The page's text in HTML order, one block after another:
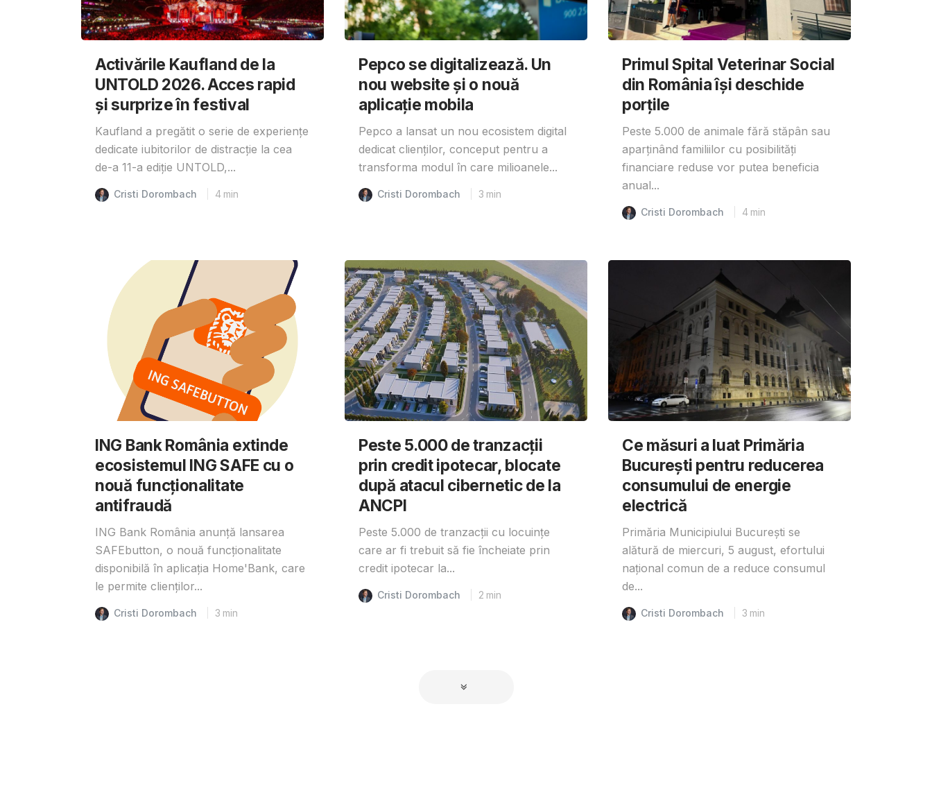
Activările Kaufland de la
UNTOLD 2026. Acces rapid
și surprize în festival
Kaufland a pregătit o serie de experiențe
dedicate iubitorilor de distracție la cea
de-a 11-a ediție UNTOLD,...
Cristi Dorombach 4 min
Pepco se digitalizează. Un
nou website și o nouă
aplicație mobila
Pepco a lansat un nou ecosistem digital
dedicat clienților, conceput pentru a
transforma modul în care milioanele...
Cristi Dorombach 3 min
Primul Spital Veterinar Social
din România își deschide
porțile
Peste 5.000 de animale fără stăpân sau
aparținând familiilor cu posibilități
financiare reduse vor putea beneficia
anual...
Cristi Dorombach 4 min
ING Bank România extinde
ecosistemul ING SAFE cu o
nouă funcționalitate
antifraudă
ING Bank România anunță lansarea
SAFEbutton, o nouă funcționalitate
disponibilă în aplicația Home'Bank, care
le permite clienților...
Cristi Dorombach 3 min
Peste 5.000 de tranzacții
prin credit ipotecar, blocate
după atacul cibernetic de la
ANCPI
Peste 5.000 de tranzacții cu locuințe
care ar fi trebuit să fie încheiate prin
credit ipotecar la...
Cristi Dorombach 2 min
Ce măsuri a luat Primăria
București pentru reducerea
consumului de energie
electrică
Primăria Municipiului București se
alătură de miercuri, 5 august, efortului
național comun de a reduce consumul
de...
Cristi Dorombach 3 min